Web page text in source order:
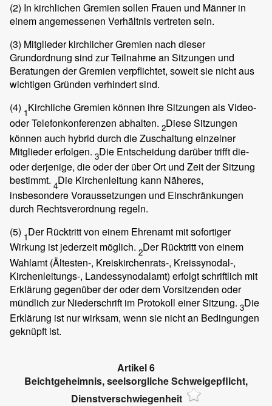
(2) In kirchlichen Gremien sollen Frauen und Männer in
einem angemessenen Verhältnis vertreten sein.
(3) Mitglieder kirchlicher Gremien nach dieser
Grundordnung sind zur Teilnahme an Sitzungen und
Beratungen der Gremien verpflichtet, soweit sie nicht aus
wichtigen Gründen verhindert sind.
(4) 1Kirchliche Gremien können ihre Sitzungen als Video-
oder Telefonkonferenzen abhalten. 2Diese Sitzungen
können auch hybrid durch die Zuschaltung einzelner
Mitglieder erfolgen. 3Die Entscheidung darüber trifft die-
oder derjenige, die oder der über Ort und Zeit der Sitzung
bestimmt. 4Die Kirchenleitung kann Näheres,
insbesondere Voraussetzungen und Einschränkungen
durch Rechtsverordnung regeln.
(5) 1Der Rücktritt von einem Ehrenamt mit sofortiger
Wirkung ist jederzeit möglich. 2Der Rücktritt von einem
Wahlamt (Ältesten-, Kreiskirchenrats-, Kreissynodal-,
Kirchenleitungs-, Landessynodalamt) erfolgt schriftlich mit
Erklärung gegenüber der oder dem Vorsitzenden oder
mündlich zur Niederschrift im Protokoll einer Sitzung. 3Die
Erklärung ist nur wirksam, wenn sie nicht an Bedingungen
geknüpft ist.
Artikel 6
Beichtgeheimnis, seelsorgliche Schweigepflicht,
Dienstverschwiegenheit